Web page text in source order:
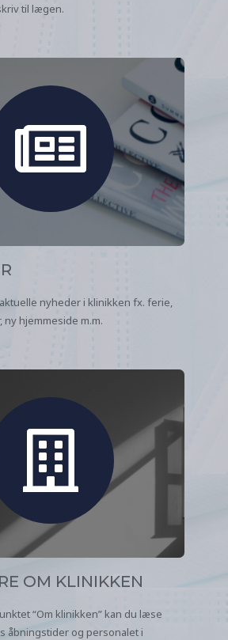
til lægen.
nyheder i klinikken fx. ferie,
hjemmeside m.m.
OM KLINIKKEN
“Om klinikken” kan du læse
åbningstider og personalet i